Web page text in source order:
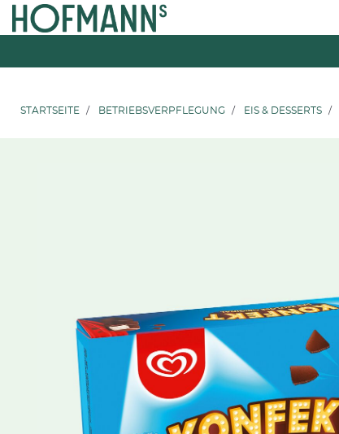
Zum
Inhalt
Zum
Navigationsmenü
STARTSEITE BETRIEBSVERPFLEGUNG EIS & DESSERTS